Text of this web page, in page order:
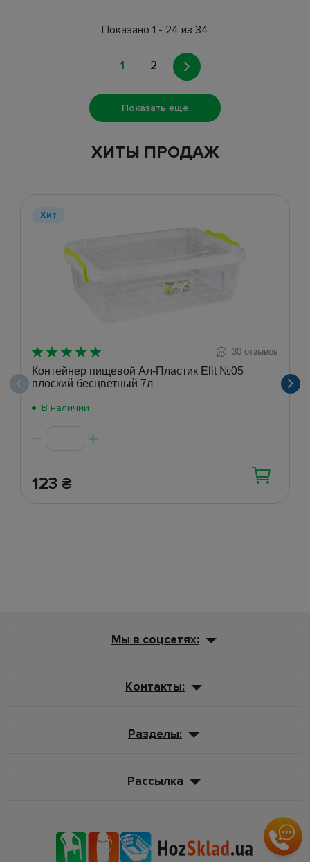
Показано 1 - 24 из 34
1 2
Показать ещё
ХИТЫ ПРОДАЖ
Хит
30 отзывов
Контейнер пищевой Ал-Пластик Elit №05
плоский бесцветный 7л
В наличии
123 ₴
Мы в соцсетях:
Контакты:
Разделы:
Рассылка